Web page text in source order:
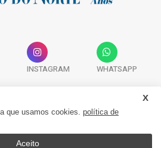
INSTAGRAM WHATSAPP
Fale Conosco Quem Somos
que usamos cookies. política de
Aceito